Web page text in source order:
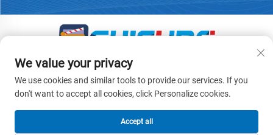
© 2026 «Чисун Интеллидженс Текнолоджи (Шэньчжэнь) Ко.,
Лимитед» барлық құқықтар қорғалған. -Жеке деректерді қорғау
саясаты
We value your privacy
We use cookies and similar tools to provide our services. If you
don't want to accept all cookies, click Personalize cookies.
Accept all